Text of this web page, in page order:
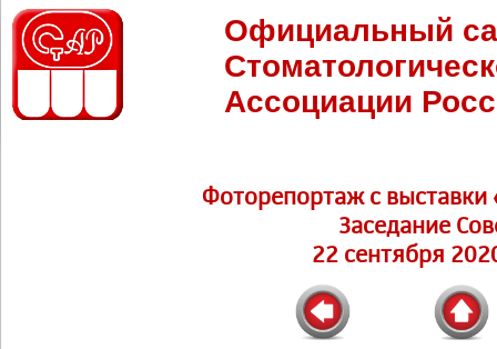
Официальный
Ассоциации
Фоторепортаж c выставки
Заседание
22 сентября